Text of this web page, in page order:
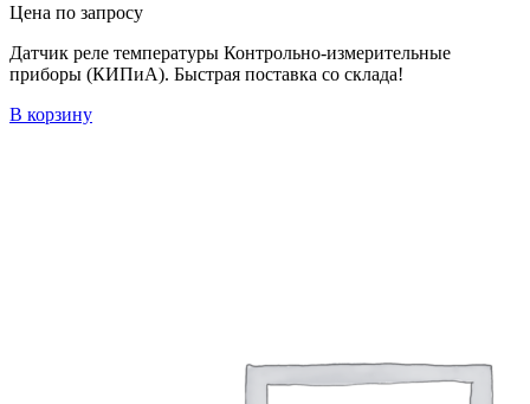
Цена по запросу
Датчик реле температуры Контрольно-измерительные
приборы (КИПиА). Быстрая поставка со склада!
В корзину